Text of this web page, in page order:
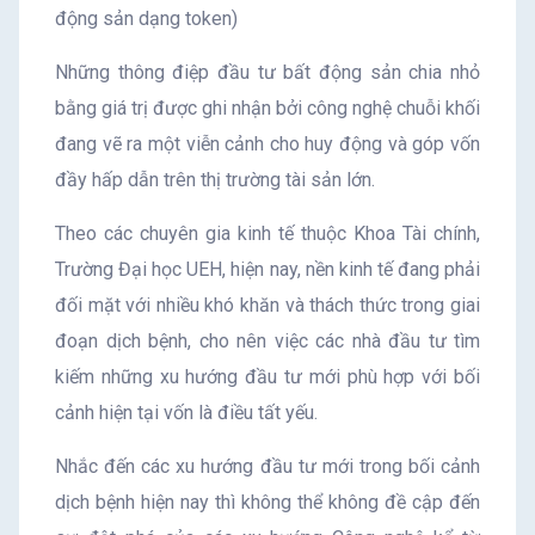
động sản dạng token)
Những thông điệp đầu tư bất động sản chia nhỏ
bằng giá trị được ghi nhận bởi công nghệ chuỗi khối
đang vẽ ra một viễn cảnh cho huy động và góp vốn
đầy hấp dẫn trên thị trường tài sản lớn.
Theo các chuyên gia kinh tế thuộc Khoa Tài chính,
Trường Đại học UEH, hiện nay, nền kinh tế đang phải
đối mặt với nhiều khó khăn và thách thức trong giai
đoạn dịch bệnh, cho nên việc các nhà đầu tư tìm
kiếm những xu hướng đầu tư mới phù hợp với bối
cảnh hiện tại vốn là điều tất yếu.
Nhắc đến các xu hướng đầu tư mới trong bối cảnh
dịch bệnh hiện nay thì không thể không đề cập đến